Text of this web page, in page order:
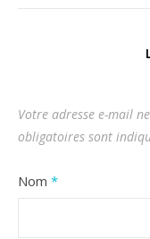
Votre adresse e-mail
obligatoires sont
Nom *